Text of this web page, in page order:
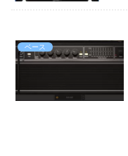
ベース